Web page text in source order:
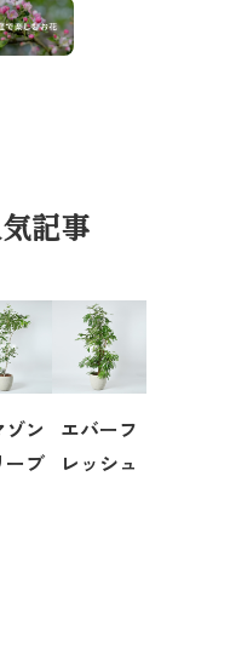
記事
ゾン
ーブ
エバーフ
レッシュ